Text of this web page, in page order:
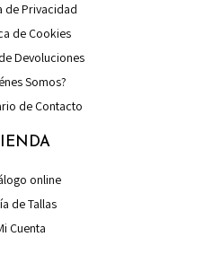
de Privacidad
de Cookies
Devoluciones
Somos?
de Contacto
online
de Tallas
Cuenta